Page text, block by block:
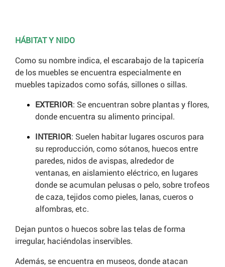
HÁBITAT Y NIDO
Como su nombre indica, el escarabajo de la tapicería
de los muebles se encuentra especialmente en
muebles tapizados como sofás, sillones o sillas.
EXTERIOR: Se encuentran sobre plantas y flores,
donde encuentra su alimento principal.
INTERIOR: Suelen habitar lugares oscuros para
su reproducción, como sótanos, huecos entre
paredes, nidos de avispas, alrededor de
ventanas, en aislamiento eléctrico, en lugares
donde se acumulan pelusas o pelo, sobre trofeos
de caza, tejidos como pieles, lanas, cueros o
alfombras, etc.
Dejan puntos o huecos sobre las telas de forma
irregular, haciéndolas inservibles.
Además, se encuentra en museos, donde atacan